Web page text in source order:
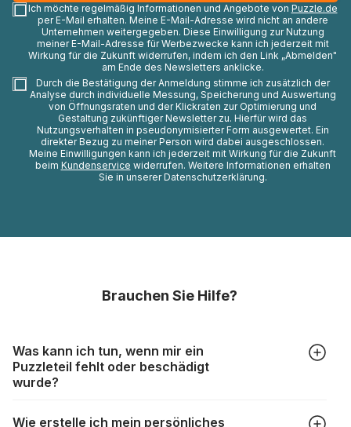
Ich möchte regelmäßig Informationen und Angebote von Puzzle.de
per E-Mail erhalten. Meine E-Mail-Adresse wird nicht an andere
Unternehmen weitergegeben. Diese Einwilligung zur Nutzung
meiner E-Mail-Adresse für Werbezwecke kann ich jederzeit mit
Wirkung für die Zukunft widerrufen, indem ich den Link „Abmelden"
am Ende des Newsletters anklicke.
Durch die Bestätigung der Anmeldung stimme ich zusätzlich der
Analyse durch individuelle Messung, Speicherung und Auswertung
von Öffnungsraten und der Klickraten zur Optimierung und
Gestaltung zukünftiger Newsletter zu. Hierfür wird das
Nutzungsverhalten in pseudonymisierter Form ausgewertet. Ein
direkter Bezug zu meiner Person wird dabei ausgeschlossen.
Meine Einwilligungen kann ich jederzeit mit Wirkung für die Zukunft
beim Kundenservice widerrufen. Weitere Informationen erhalten
Sie in unserer Datenschutzerklärung.
Brauchen Sie Hilfe?
Was kann ich tun, wenn mir ein
Puzzleteil fehlt oder beschädigt
wurde?
Wie erstelle ich mein persönliches